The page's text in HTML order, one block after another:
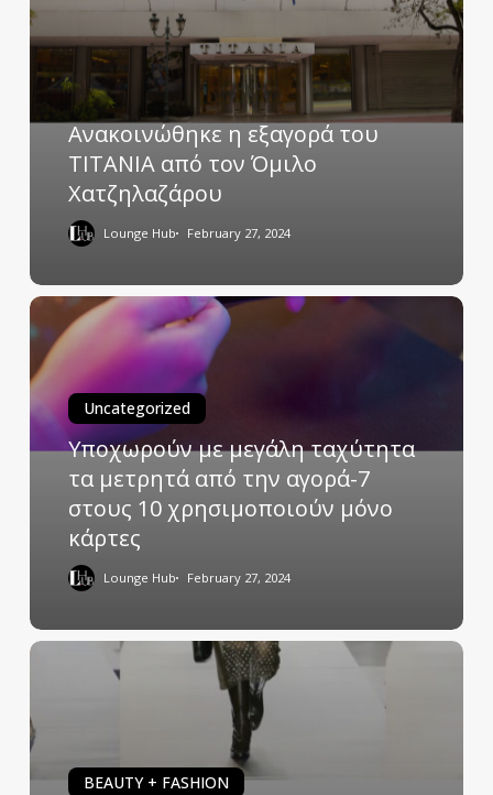
Ανακοινώθηκε η εξαγορά του
ΤΙΤΑΝΙΑ από τον Όμιλο
Χατζηλαζάρου
Lounge Hub February 27, 2024
Uncategorized
Υποχωρούν με μεγάλη ταχύτητα
τα μετρητά από την αγορά-7
στους 10 χρησιμοποιούν μόνο
κάρτες
Lounge Hub February 27, 2024
BEAUTY + FASHION